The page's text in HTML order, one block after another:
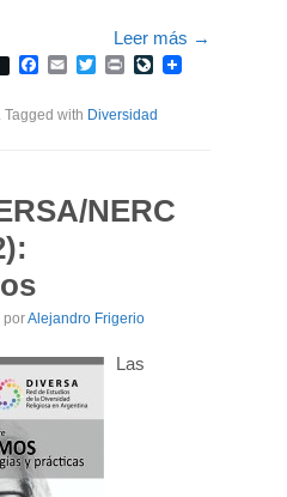
Leer más →
Facebook
EmailTwitterPrintLiveJournal
. Tagged with Diversidad
NERC
porAlejandro Frigerio
Las